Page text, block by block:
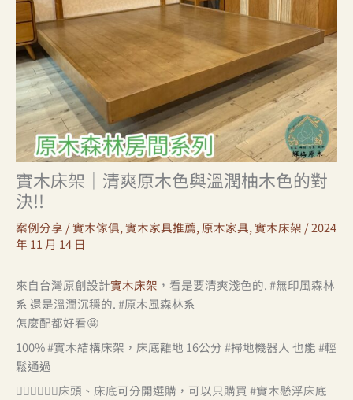
實木床架｜清爽原木色與溫潤柚木色的對
決!!
案例分享 /實木傢俱,實木家具推薦,原木家具,實木床架 /2024
年 11 月 14 日
來自台灣原創設計實木床架 ，看是要清爽淺色的. #無印風森林
系 還是溫潤沉穩的. #原木風森林系
怎麼配都好看🤩
100% #實木結構床架，床底離地 16公分 #掃地機器人 也能 #輕
鬆通過
💁🏻‍♀️💁🏻‍♀️床頭、床底可分開選購，可以只購買 #實木懸浮床底